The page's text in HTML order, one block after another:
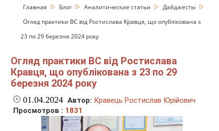
Главная Блог Аналитические статьи
Дайджесты
Огляд практики ВС від Ростислава Кравця, що опублікована з
23 по 29 березня 2024 року
Огляд практики ВС від Ростислава
Кравця, що опублікована з 23 по 29
березня 2024 року
01.04.2024 Автор: Кравець Ростислав Юрійович
Просмотров : 1831